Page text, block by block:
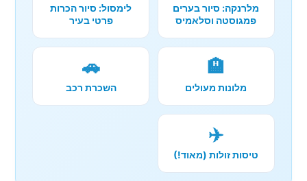
מלרנקה: סיור בערים
פמגוסטה וסלאמיס
לימסול: סיור הכרות
פרטי בעיר
🏨
מלונות מעולים
🚗
השכרת רכב
✈️
טיסות זולות (מאוד!)